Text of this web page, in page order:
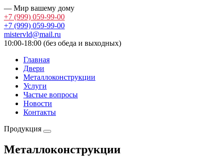
— Мир вашему дому
+7 (999) 059-99-00
+7 (999) 059-99-00
mistervld@mail.ru
10:00-18:00 (без обеда и выходных)
Главная
Двери
Металлоконструкции
Услуги
Частые вопросы
Новости
Контакты
Продукция
Металлоконструкции